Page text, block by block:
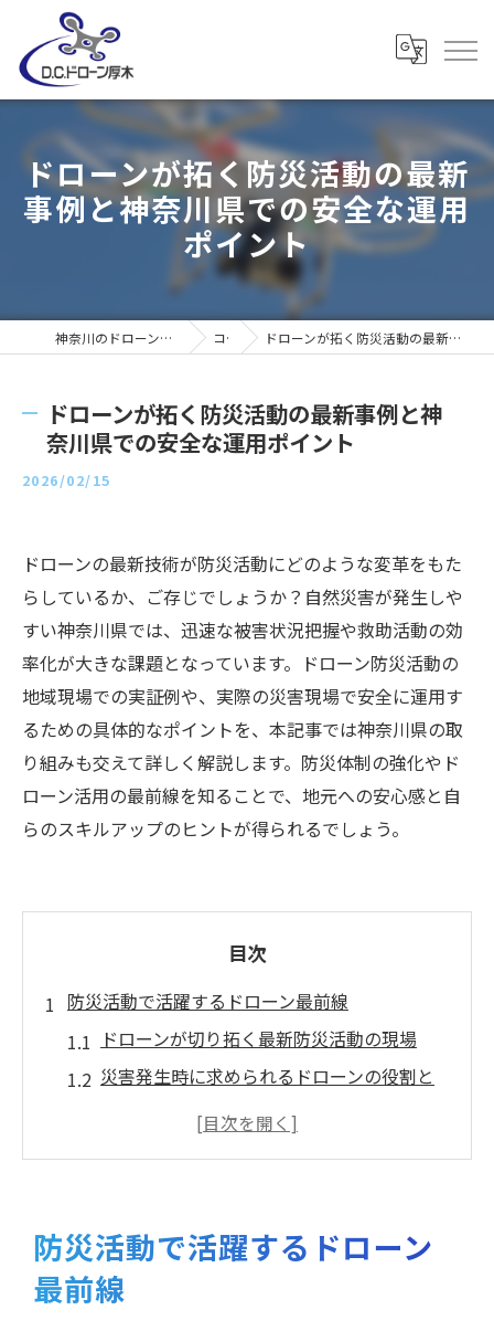
ドローンが拓く防災活動の最新
事例と神奈川県での安全な運用
ポイント
神奈川のドローンならD・C・ドローン厚木 コラム ドローンが拓く防災活動の最新事例と神奈川県での安全な運用ポイント
ドローンが拓く防災活動の最新事例と神
奈川県での安全な運用ポイント
2026/02/15
ドローンの最新技術が防災活動にどのような変革をもた
らしているか、ご存じでしょうか？自然災害が発生しや
すい神奈川県では、迅速な被害状況把握や救助活動の効
率化が大きな課題となっています。ドローン防災活動の
地域現場での実証例や、実際の災害現場で安全に運用す
るための具体的なポイントを、本記事では神奈川県の取
り組みも交えて詳しく解説します。防災体制の強化やド
ローン活用の最前線を知ることで、地元への安心感と自
らのスキルアップのヒントが得られるでしょう。
目次
防災活動で活躍するドローン最前線
ドローンが切り拓く最新防災活動の現場
災害発生時に求められるドローンの役割と
神奈川県のドローン実証がもたらす変化
神奈川県内で防災に強いドローン活用法
防災活動で活躍するドローン
最前線